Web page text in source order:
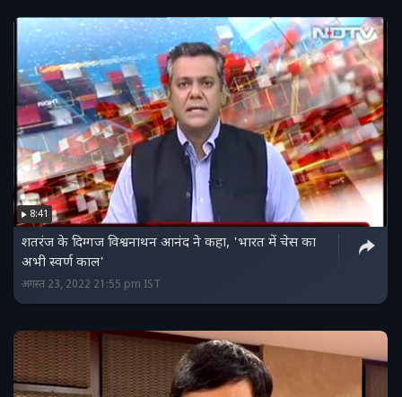
8:41
शतरंज के दिग्गज विश्वनाथन आनंद ने कहा, 'भारत में चेस का
अभी स्वर्ण काल'
अगस्त 23, 2022 21:55 pm IST